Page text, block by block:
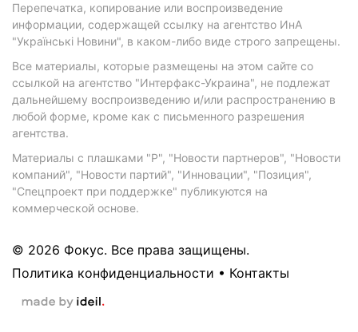
Перепечатка, копирование или воспроизведение
информации, содержащей ссылку на агентство ИнА
"Українські Новини", в каком-либо виде строго запрещены.
Все материалы, которые размещены на этом сайте со
ссылкой на агентство "Интерфакс-Украина", не подлежат
дальнейшему воспроизведению и/или распространению в
любой форме, кроме как с письменного разрешения
агентства.
Материалы с плашками "Р", "Новости партнеров", "Новости
компаний", "Новости партий", "Инновации", "Позиция",
"Спецпроект при поддержке" публикуются на
коммерческой основе.
© 2026 Фокус. Все права защищены.
Политика конфиденциальности • Контакты